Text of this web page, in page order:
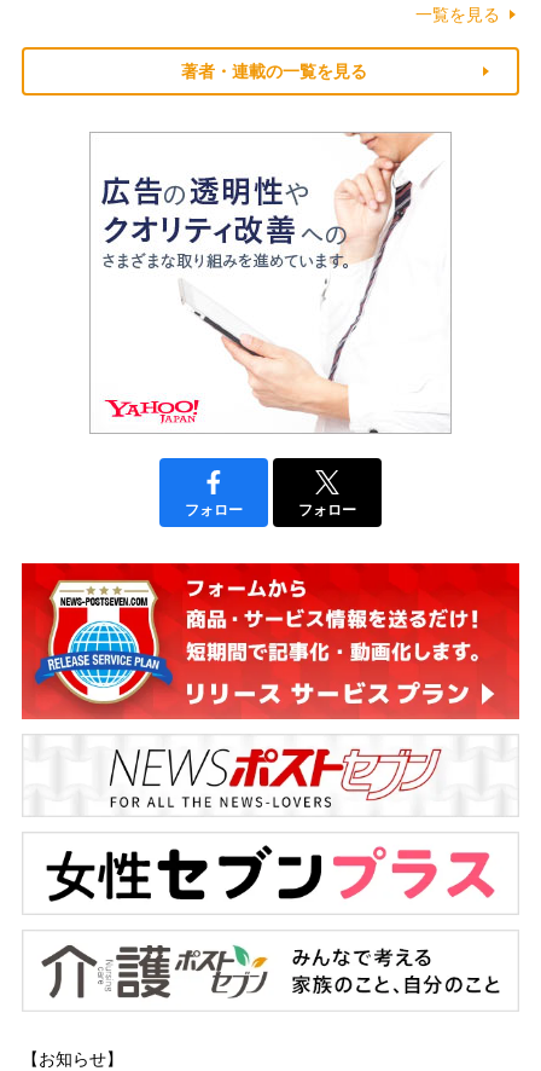
一覧を見る
著者・連載の一覧を見る
フォロー フォロー
【お知らせ】